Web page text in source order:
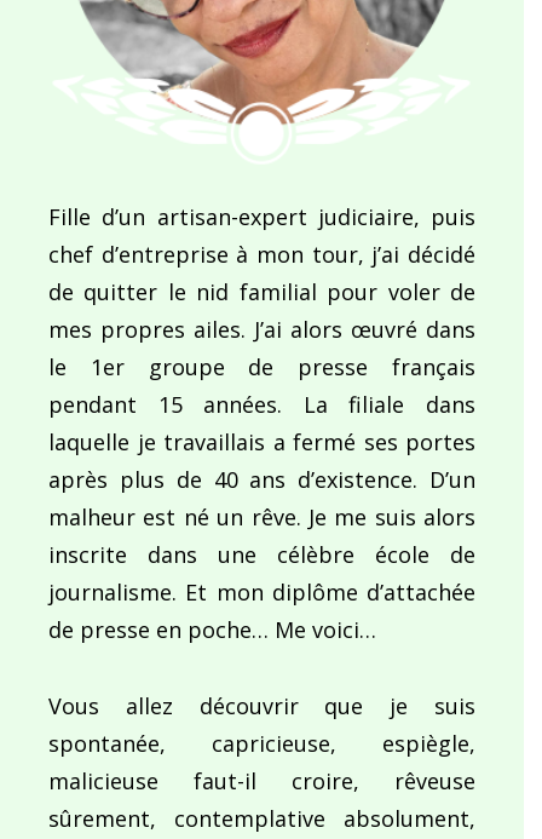
Fille d’un artisan-expert judiciaire, puis
chef d’entreprise à mon tour, j’ai décidé
de quitter le nid familial pour voler de
mes propres ailes. J’ai alors œuvré dans
le 1er groupe de presse français
pendant 15 années. La filiale dans
laquelle je travaillais a fermé ses portes
après plus de 40 ans d’existence. D’un
malheur est né un rêve. Je me suis alors
inscrite dans une célèbre école de
journalisme. Et mon diplôme d’attachée
de presse en poche… Me voici…
Vous allez découvrir que je suis
spontanée, capricieuse, espiègle,
malicieuse faut-il croire, rêveuse
sûrement, contemplative absolument,